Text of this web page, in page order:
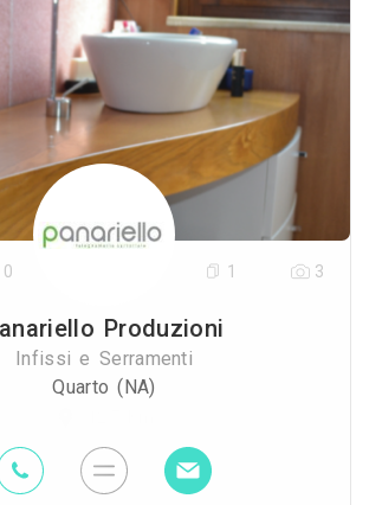
Produzioni
Infissi e Serramenti
Quarto (NA)
0 1 3